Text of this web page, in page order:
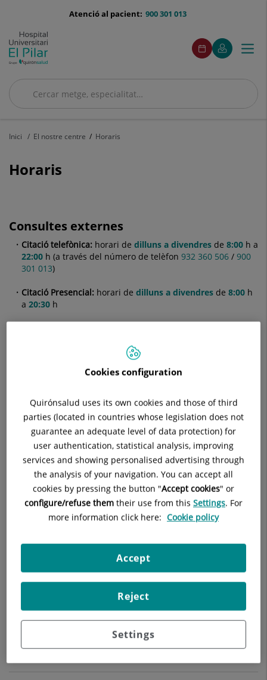
menu-
900 301 013
Atenció al pacient:
Cercar
Cercar
menuAcceso
Demaneu
cita
Aquest
enllaç
s'obrirà
finestra
El
meu
Aquest
enllaç
s'obrirà
finestra
Menú
Inici El nostre centre Horaris
Horaris
Consultes externes
Citació telefònica: horari de dilluns a divendres de 8:00 h a
22:00 h (a través del número de telèfon 932 360 506 / 900
301 013)
Citació Presencial: horari de dilluns a divendres de 8:00 h
a 20:30 h
El personal que hi ha als taulells de les portes d'entrada us
facilitarà la informació que necessiteu sobre l'hospital.
Telèfon:93 236 05 00/ 900 301 013
Atenció al paciente
El Servei d'Atenció al Pacient està integrat per un equip de
professionals la missió dels quals és l'acolliment i l'orientació
Horari:dedilluns a divendresde09.30h a13.30h i de
Telèfon: 93 236 06 43/900 301 013
e-mail: atencioncliente.cpilar@quironsalud.es
Cookies configuration
Quirónsalud uses its own cookies and those of third
parties (located in countries whose legislation does not
guarantee an adequate level of data protection) for
user authentication, statistical analysis, improving
services and showing personalised advertising through
the analysis of your navigation. You can accept all
cookies by pressing the button "Accept cookies" or
configure/refuse them their use from this Settings. For
more information click here: Cookie policy
Settings
Reject
Accept